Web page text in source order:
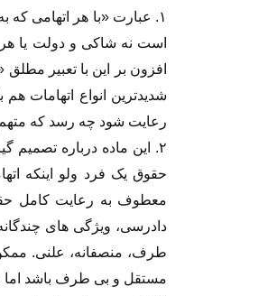
۱. عبارت «با هر اتهامی
است نه شاکی و دولت یا
افزون بر این با تعبیر
شدیدترین انواع اتهامات
رعایت شود چه رسد که
۲. این ماده درباره
حقوق یک فرد ولو اینکه
معطوف به رعایت کامل
دادرسی، ویژگی های
طرف، منصفانه، علنی.
مستقل و بی طرف باشد اما